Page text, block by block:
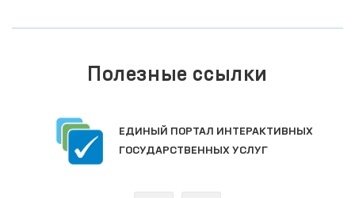
Полезные ссылки
ЕДИНЫЙ ПОРТАЛ ИНТЕРАКТИВНЫХ
ГОСУДАРСТВЕННЫХ УСЛУГ